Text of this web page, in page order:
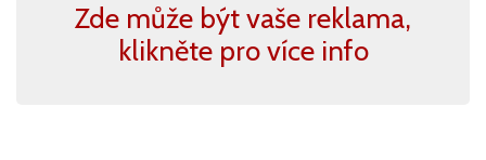
Zde může být vaše reklama,
klikněte pro více info